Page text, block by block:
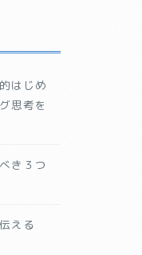
はじめ
思考を
き３つ
える